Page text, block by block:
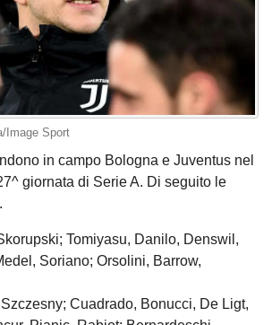
Image Sport
in campo Bologna e Juventus nel
giornata di Serie A. Di seguito le
Tomiyasu, Danilo, Denswil,
Soriano; Orsolini, Barrow,
Szczesny; Cuadrado, Bonucci, De Ligt,